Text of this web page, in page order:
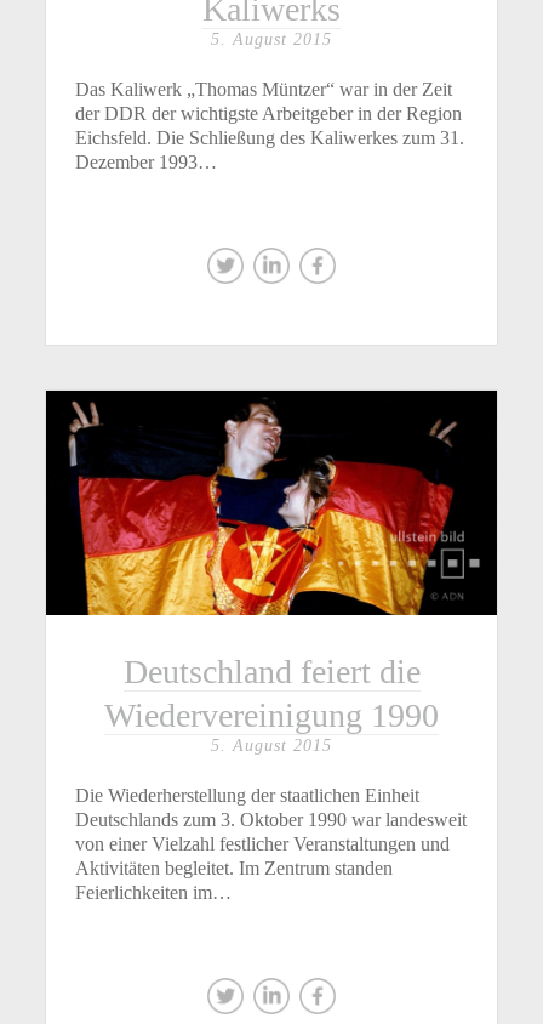
Kaliwerks
5. August 2015
Das Kaliwerk „Thomas Müntzer“ war in der Zeit
der DDR der wichtigste Arbeitgeber in der Region
Eichsfeld. Die Schließung des Kaliwerkes zum 31.
Dezember 1993…
Deutschland feiert die
Wiedervereinigung 1990
5. August 2015
Die Wiederherstellung der staatlichen Einheit
Deutschlands zum 3. Oktober 1990 war landesweit
von einer Vielzahl festlicher Veranstaltungen und
Aktivitäten begleitet. Im Zentrum standen
Feierlichkeiten im…